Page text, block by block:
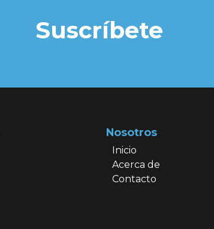
Suscríbete
Nosotros
Inicio
Acerca de
Contacto